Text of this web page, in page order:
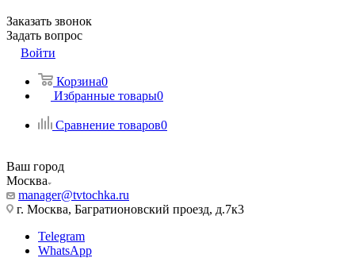
Заказать звонок
Задать вопрос
Войти
Корзина0
Избранные товары0
Сравнение товаров0
Ваш город
Москва
manager@tvtochka.ru
г. Москва, Багратионовский проезд, д.7к3
Telegram
WhatsApp